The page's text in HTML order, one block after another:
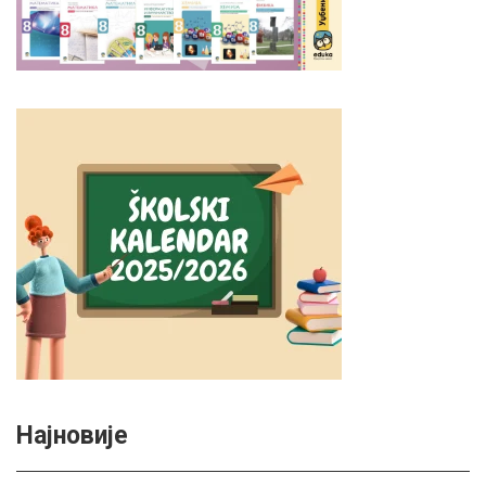
Најновије